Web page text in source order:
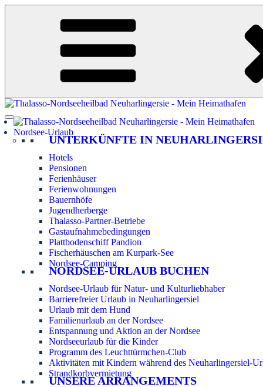
Zum
Nordsee-Urlaub
UNTERKÜNFTE IN
Hotels
Pensionen
Ferienhäuser
Ferienwohnungen
Bauernhöfe
Jugendherberge
Thalasso-Partner-Betriebe
Gastaufnahmebedingungen
Plattbodenschiff Pandion
Fischerhäuschen am Kurpark-See
Nordsee-Camping
NORDSEE-URLAUB BUCHEN
Nordsee-Urlaub für Natur- und Kulturliebhaber
Barrierefreier Urlaub in Neuharlingersiel
Urlaub mit dem Hund
Familienurlaub an der Nordsee
Entspannung und Aktion an der Nordsee
Nordseeurlaub für die Kinder
Programm des Leuchttürmchen-Club
Aktivitäten mit Kindern während des Neuharlingersiel-
Strandkorbvermietung
UNSERE ARRANGEMENTS